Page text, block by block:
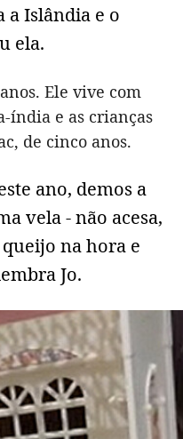
a Islândia e o
ela.
Ele vive com
índia e as crianças
de cinco anos.
ano, demos a
vela - não acesa,
na hora e
Jo.